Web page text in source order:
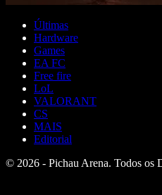
Últimas
Hardware
Games
EA FC
Free fire
LoL
VALORANT
CS
MAIS
Editorial
© 2026 - Pichau Arena. Todos os